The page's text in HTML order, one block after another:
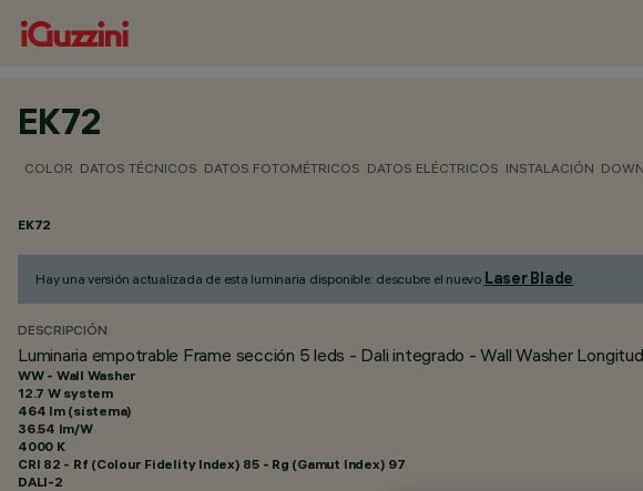
EK72
COLOR DATOS TÉCNICOS DATOS FOTOMÉTRICOS DATOS ELÉCTRICOS INSTALACIÓN
EK72
Hay una versión actualizada de esta luminaria disponible: descubre el nuevo Laser Blade.
DESCRIPCIÓN
Luminaria empotrable Frame sección 5 leds - Dali integrado - Wall Washer
WW - Wall Washer
12.7 W system
464 lm (sistema)
36.54 lm/W
4000 K
CRI 82 - Rf (Colour Fidelity Index) 85 - Rg (Gamut Index) 97
DALI-2